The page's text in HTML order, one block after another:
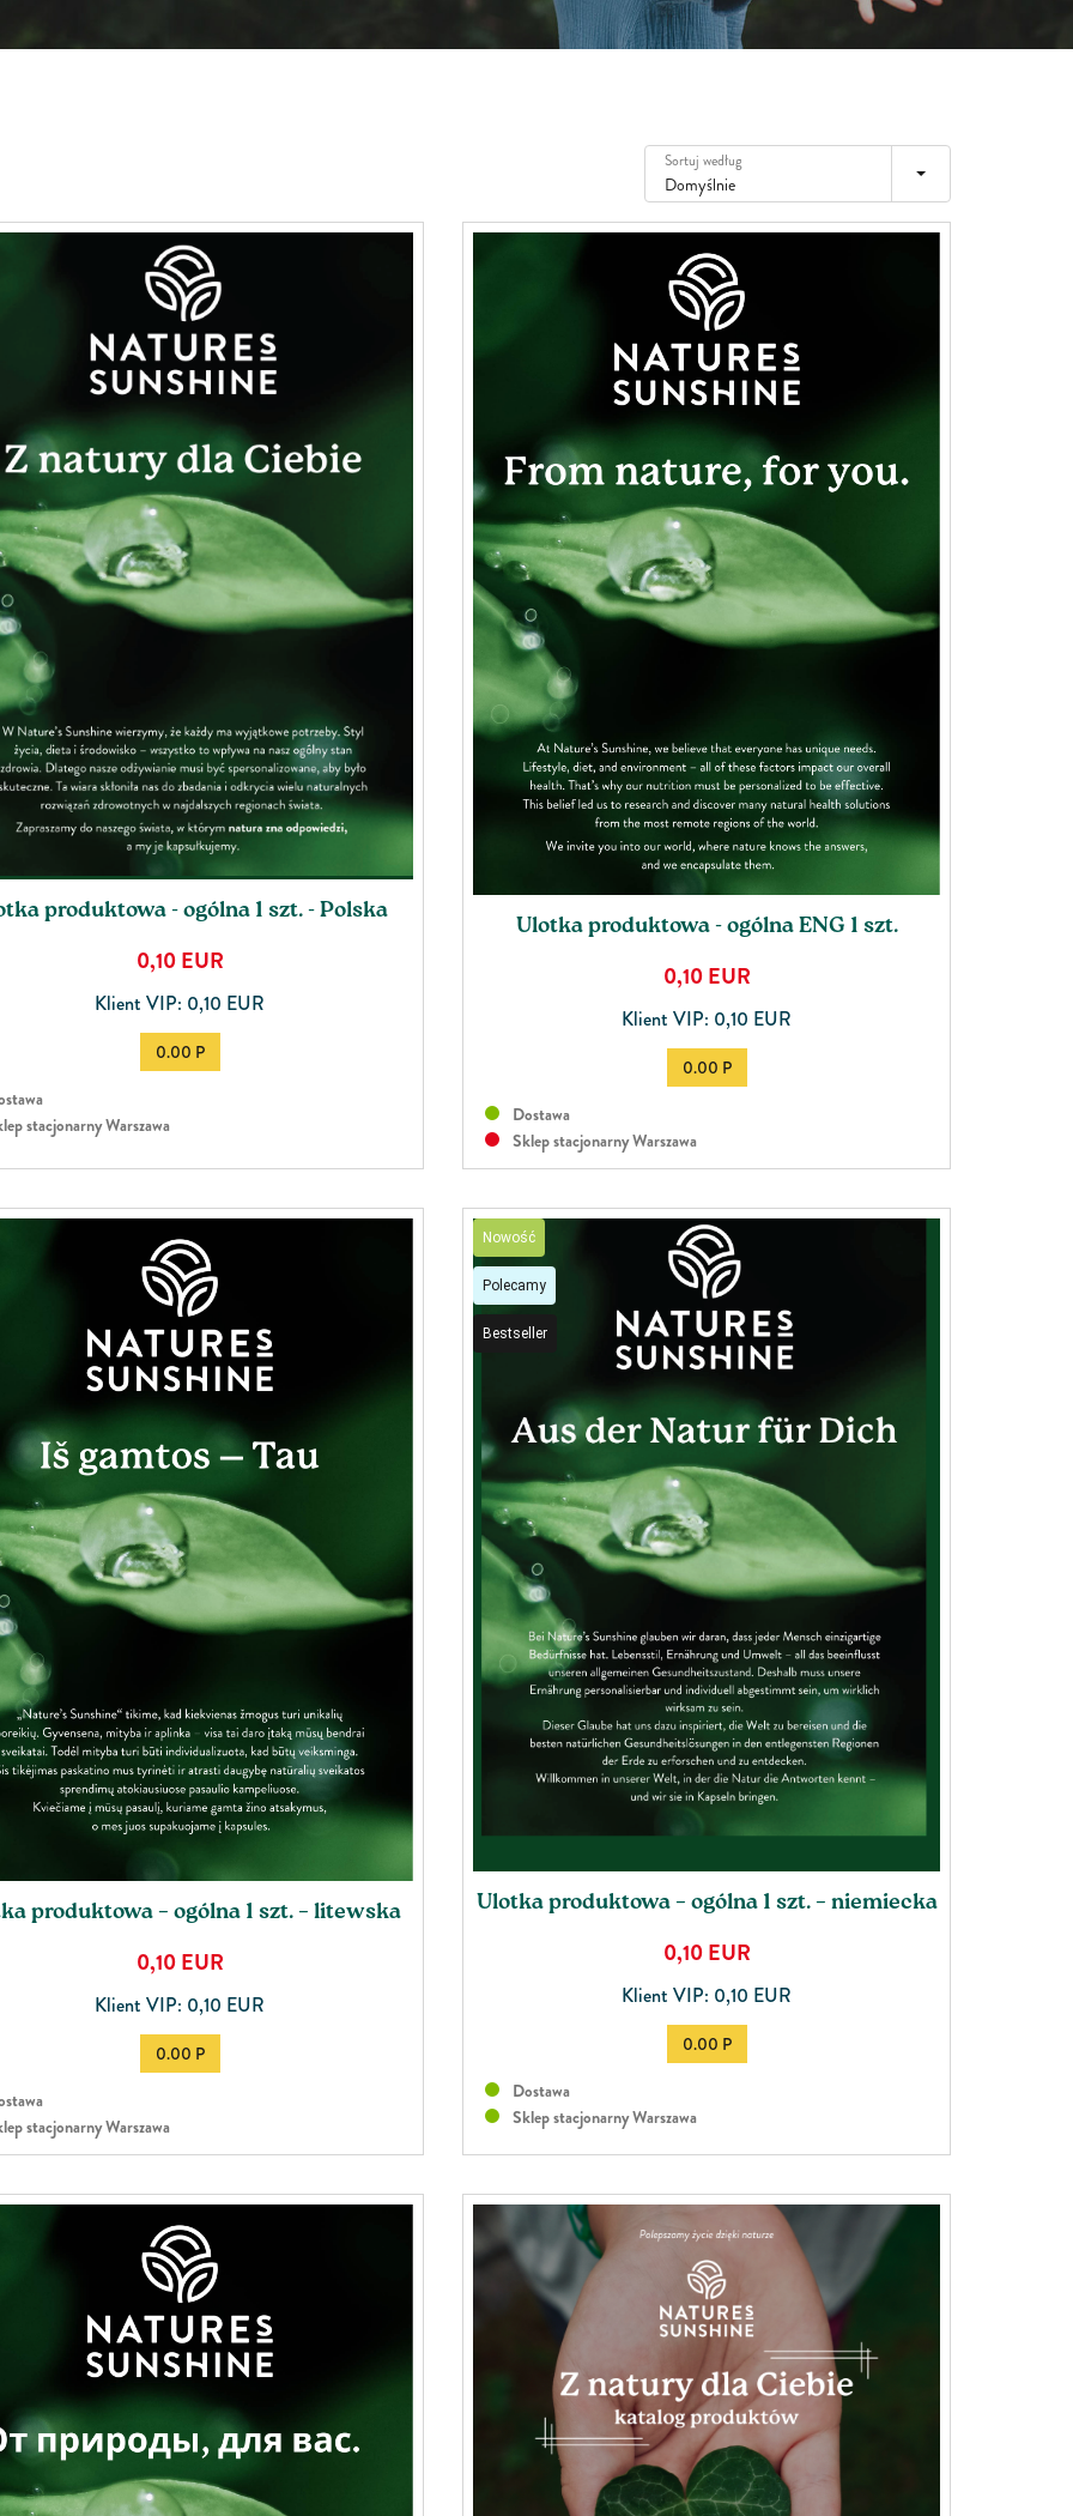
Irlandia
Rumunia
Słowacja
Słowenia
Hiszpania
Szwecja
United Kingdom
Sortuj według
Domyślnie
produktowa - ogólna 1 szt. - Polska
0,10 EUR
Klient VIP: 0,10 EUR
0.00 P
stacjonarny Warszawa
Ulotka produktowa - ogólna ENG 1 szt.
0,10 EUR
Klient VIP: 0,10 EUR
0.00 P
Dostawa
Sklep stacjonarny Warszawa
produktowa – ogólna 1 szt. – litewska
0,10 EUR
Klient VIP: 0,10 EUR
0.00 P
stacjonarny Warszawa
Nowość
Polecamy
Bestseller
Ulotka produktowa – ogólna 1 szt. – niemiecka
0,10 EUR
Klient VIP: 0,10 EUR
0.00 P
Dostawa
Sklep stacjonarny Warszawa